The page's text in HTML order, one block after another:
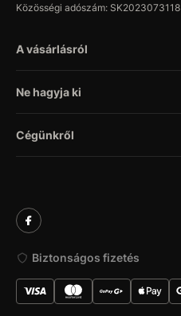
Közösségi adószám: SK2023073118
A vásárlásról
Ne hagyja ki
Cégünkről
Biztonságos fizetés